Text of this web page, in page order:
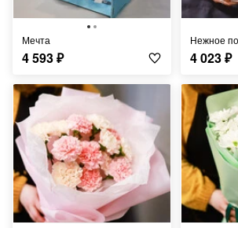
Мечта
4 593₽
Нежное
4 023₽